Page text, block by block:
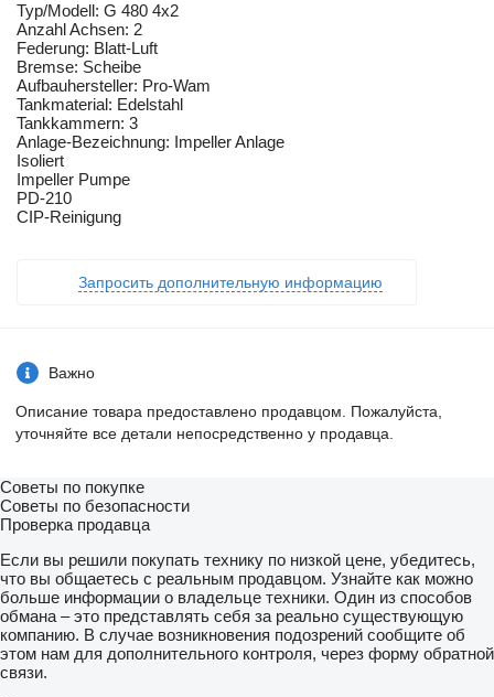
Typ/Modell: G 480 4x2
Anzahl Achsen: 2
Federung: Blatt-Luft
Bremse: Scheibe
Aufbauhersteller: Pro-Wam
Tankmaterial: Edelstahl
Tankkammern: 3
Anlage-Bezeichnung: Impeller Anlage
Isoliert
Impeller Pumpe
PD-210
CIP-Reinigung
Запросить дополнительную информацию
Важно
Описание товара предоставлено продавцом. Пожалуйста,
уточняйте все детали непосредственно у продавца.
Советы по покупке
Советы по безопасности
Проверка продавца
Если вы решили покупать технику по низкой цене, убедитесь,
что вы общаетесь с реальным продавцом. Узнайте как можно
больше информации о владельце техники. Один из способов
обмана – это представлять себя за реально существующую
компанию. В случае возникновения подозрений сообщите об
этом нам для дополнительного контроля, через форму обратной
связи.